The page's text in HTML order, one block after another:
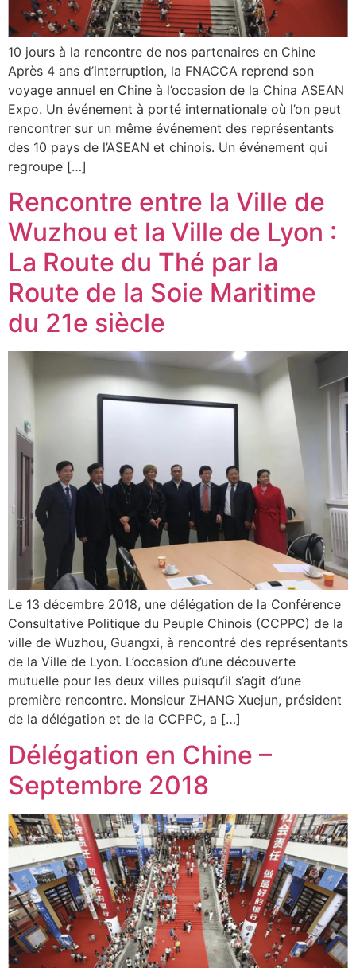
10 jours à la rencontre de nos partenaires en Chine
Après 4 ans d’interruption, la FNACCA reprend son
voyage annuel en Chine à l’occasion de la China ASEAN
Expo. Un événement à porté internationale où l’on peut
rencontrer sur un même événement des représentants
des 10 pays de l’ASEAN et chinois. Un événement qui
regroupe […]
Rencontre entre la Ville de
Wuzhou et la Ville de Lyon :
La Route du Thé par la
Route de la Soie Maritime
du 21e siècle
Le 13 décembre 2018, une délégation de la Conférence
Consultative Politique du Peuple Chinois (CCPPC) de la
ville de Wuzhou, Guangxi, à rencontré des représentants
de la Ville de Lyon. L’occasion d’une découverte
mutuelle pour les deux villes puisqu’il s’agit d’une
première rencontre. Monsieur ZHANG Xuejun, président
de la délégation et de la CCPPC, a […]
Délégation en Chine –
Septembre 2018